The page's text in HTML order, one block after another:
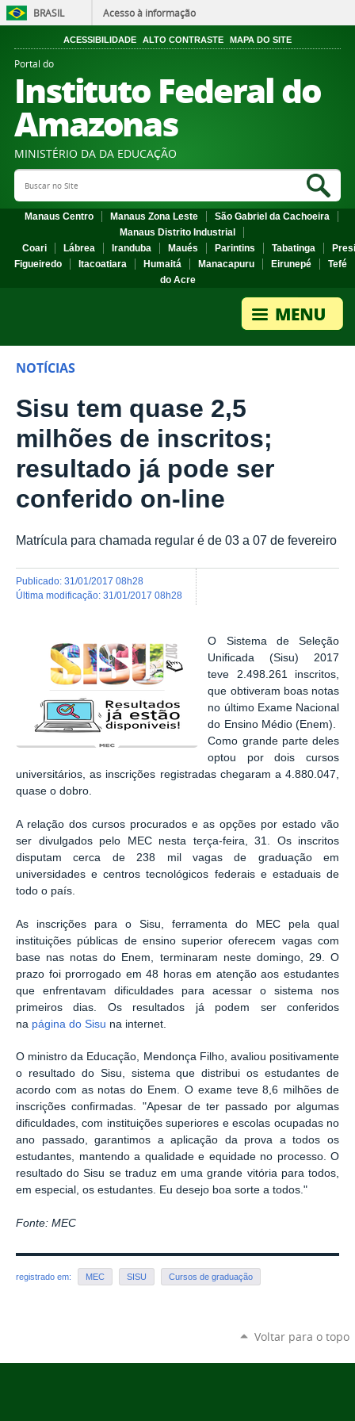
BRASIL Acesso à informação
ACESSIBILIDADE ALTO CONTRASTE MAPA DO SITE
Portal do
Instituto Federal do
Amazonas
MINISTÉRIO DA DA EDUCAÇÃO
Search Site
Manaus Centro Manaus Zona Leste
São Gabriel da Cachoeira
Manaus Distrito Industrial
Coari
Lábrea Iranduba Maués Parintins Tabatinga
Figueiredo
Itacoatiara Humaitá Manacapuru Eirunepé
Tefé
do Acre
NOTÍCIAS
Sisu tem quase 2,5
milhões de inscritos;
resultado já pode ser
conferido on-line
Matrícula para chamada regular é de 03 a 07 de fevereiro
publicado: 31/01/2017 08h28
última modificação: 31/01/2017 08h28
O Sistema de Seleção
Unificada (Sisu) 2017
teve 2.498.261 inscritos,
que obtiveram boas notas
no último Exame Nacional
do Ensino Médio (Enem).
Como grande parte deles
optou por dois cursos
universitários, as inscrições registradas chegaram a 4.880.047,
quase o dobro.
A relação dos cursos procurados e as opções por estado vão
ser divulgados pelo MEC nesta terça-feira, 31. Os inscritos
disputam cerca de 238 mil vagas de graduação em
universidades e centros tecnológicos federais e estaduais de
todo o país.
As inscrições para o Sisu, ferramenta do MEC pela qual
instituições públicas de ensino superior oferecem vagas com
base nas notas do Enem, terminaram neste domingo, 29. O
prazo foi prorrogado em 48 horas em atenção aos estudantes
que enfrentavam dificuldades para acessar o sistema nos
primeiros dias. Os resultados já podem ser conferidos
na página do Sisu na internet.
O ministro da Educação, Mendonça Filho, avaliou positivamente
o resultado do Sisu, sistema que distribui os estudantes de
acordo com as notas do Enem. O exame teve 8,6 milhões de
inscrições confirmadas. "Apesar de ter passado por algumas
dificuldades, com instituições superiores e escolas ocupadas no
ano passado, garantimos a aplicação da prova a todos os
estudantes, mantendo a qualidade e equidade no processo. O
resultado do Sisu se traduz em uma grande vitória para todos,
em especial, os estudantes. Eu desejo boa sorte a todos."
Fonte: MEC
registrado em: MEC SISU Cursos de graduação
Voltar para o topo